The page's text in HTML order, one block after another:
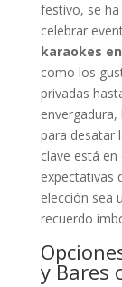
festivo, se
celebrar
karaokes
como los
privadas
para desatar
clave está
expectativas
elección sea
recuerdo
y Bares